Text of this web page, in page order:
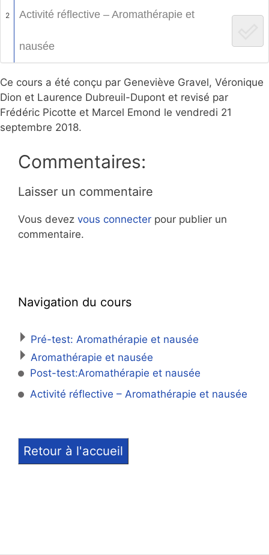
2 Activité réflective – Aromathérapie et
nausée
Ce cours a été conçu par Geneviève Gravel, Véronique
Dion et Laurence Dubreuil-Dupont et revisé par
Frédéric Picotte et Marcel Emond le vendredi 21
septembre 2018.
Commentaires:
Laisser un commentaire
Vous devez vous connecter pour publier un
commentaire.
Navigation du cours
Pré-test: Aromathérapie et nausée
Aromathérapie et nausée
Post-test:Aromathérapie et nausée
Activité réflective – Aromathérapie et nausée
Retour à l'accueil